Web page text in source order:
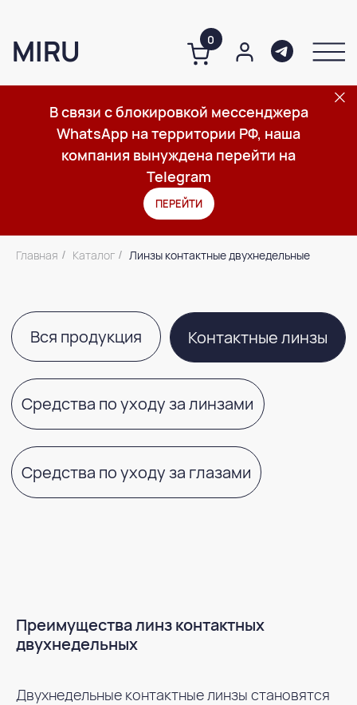
О компании
MIRU
Важное
Каталог
В связи с блокировкой мессенджера
WhatsApp на территории РФ, наша
компания вынуждена перейти на
Telegram
ПЕРЕЙТИ
Главная / Каталог / Линзы контактные двухнедельные
Средства по уходу за глазами
Вся продукция Контактные линзы
Преимущества линз контактных
двухнедельных
Двухнедельные контактные линзы становятся